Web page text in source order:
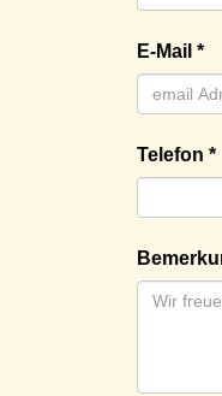
E-Mail *
Telefon *